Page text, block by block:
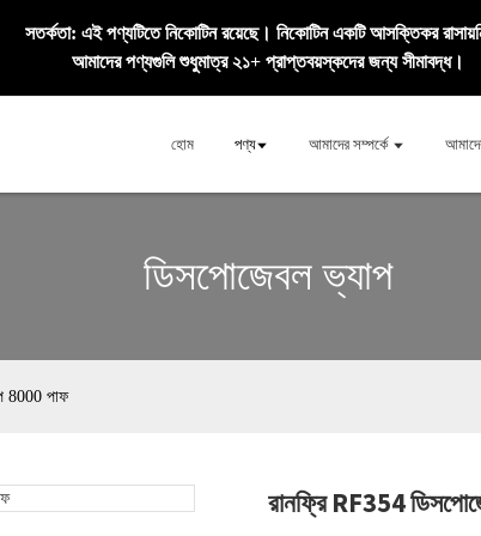
সতর্কতা: এই পণ্যটিতে নিকোটিন রয়েছে। নিকোটিন একটি আসক্তিকর
আমাদের পণ্যগুলি শুধুমাত্র ২১+ প্রাপ্তবয়স্কদের জন্য সীমাবদ্ধ।
হোম পণ্য আমাদের সম্পর্কে
ডিসপোজেবল ভ্যাপ
8000 পাফ
রানফ্রি RF354